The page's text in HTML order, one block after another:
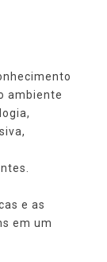
ambiente
e as
em um